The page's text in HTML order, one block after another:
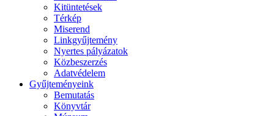
Kitüntetések
Térkép
Miserend
Linkgyűjtemény
Nyertes pályázatok
Közbeszerzés
Adatvédelem
Gyűjteményeink
Bemutatás
Könyvtár